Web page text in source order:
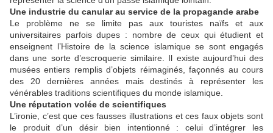
Une industrie du canular au service de la propagande arabe
Le problème ne se limite pas aux touristes naïfs et aux
universitaires parfois dupes : nombre de ceux qui étudient et
enseignent l’Histoire de la science islamique se sont engagés
dans une sorte d’escroquerie similaire. Il existe aujourd’hui des
musées entiers remplis d’objets réimaginés, façonnés au cours
des 20 dernières années mais destinés à représenter les
vénérables traditions scientifiques du monde islamique.
Une réputation volée de scientifiques
L’ironie, c’est que ces fausses illustrations et ces faux objets sont
le produit d’un désir bien intentionné : celui d’intégrer les